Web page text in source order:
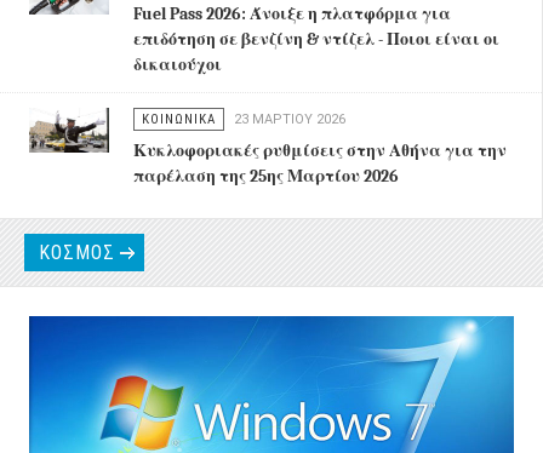
Fuel Pass 2026: Άνοιξε η πλατφόρμα για
επιδότηση σε βενζίνη & ντίζελ - Ποιοι είναι οι
δικαιούχοι
ΚΟΙΝΩΝΙΚΑ 23 ΜΑΡΤΊΟΥ 2026
Κυκλοφοριακές ρυθμίσεις στην Αθήνα για την
παρέλαση της 25ης Μαρτίου 2026
ΚΟΣΜΟΣ